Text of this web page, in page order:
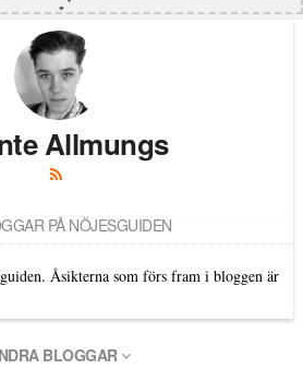
Allmungs
PÅ NÖJESGUIDEN
Åsikterna som förs fram i bloggen är
BLOGGAR